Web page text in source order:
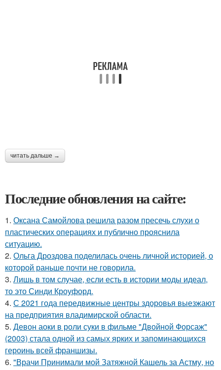
читать дальше →
Последние обновления на сайте:
1. Оксана Самойлова решила разом пресечь слухи о
пластических операциях и публично прояснила
ситуацию.
2. Ольга Дроздова поделилась очень личной историей, о
которой раньше почти не говорила.
3. Лишь в том случае, если есть в истории моды идеал,
то это Синди Кроуфорд.
4. С 2021 года передвижные центры здоровья выезжают
на предприятия владимирской области.
5. Девон аоки в роли суки в фильме "Двойной Форсаж"
(2003) стала одной из самых ярких и запоминающихся
героинь всей франшизы.
6. "Врачи Принимали мой Затяжной Кашель за Астму, но